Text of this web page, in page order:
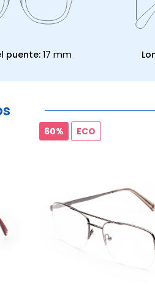
puente: 17 mm
60% ECO